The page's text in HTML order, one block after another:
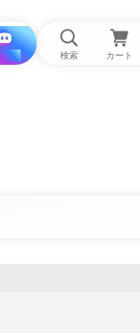
探す 検索 カート